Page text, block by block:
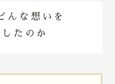
んな想いを
たのか